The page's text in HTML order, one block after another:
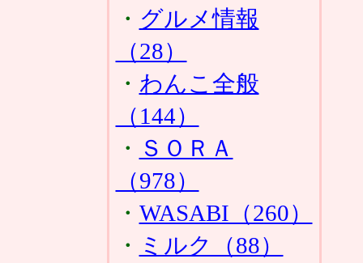
・ グルメ情報
（28）
・ わんこ全般
（144）
・ ＳＯＲＡ
（978）
・ WASABI（260）
・ ミルク（88）